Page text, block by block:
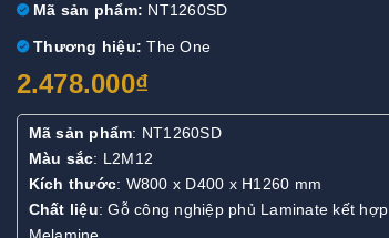
Mã sản phẩm: NT1260SD
Thương hiệu: The One
2.478.000₫
Mã sản phẩm: NT1260SD
Màu sắc: L2M12
Kích thước: W800 x D400 x H1260 mm
Chất liệu: Gỗ công nghiệp phủ Laminate kết hợp